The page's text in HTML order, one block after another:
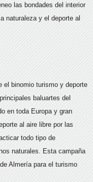
las bondades del interior
naturaleza y el deporte al
el binomio turismo y deporte
baluartes del
en toda Europa y gran
al aire libre por las
todo tipo de
naturales. Esta campaña
Almería para el turismo